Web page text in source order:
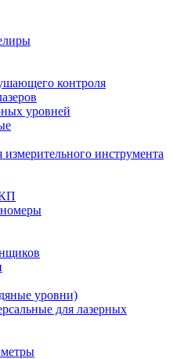
контроля
уровней
инструмента
уровни)
для лазерных